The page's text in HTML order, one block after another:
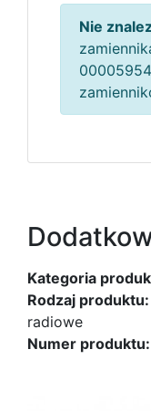
Nie
Kategoria
Rodzaj produktu:
radiowe
Numer produktu: